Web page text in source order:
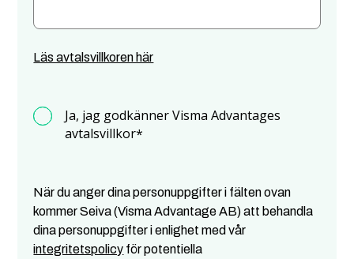
Läs avtalsvillkoren här
Ja, jag godkänner Visma Advantages
avtalsvillkor*
När du anger dina personuppgifter i fälten ovan
kommer Seiva (Visma Advantage AB) att behandla
dina personuppgifter i enlighet med vår
integritetspolicy för potentiella